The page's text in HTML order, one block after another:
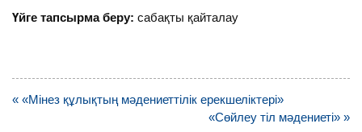
Үйге тапсырма беру:сабақты қайталау
Навигация
« «Мінез құлықтың мәдениеттілік ерекшеліктері»
«Сөйлеу тіл мәдениеті» »